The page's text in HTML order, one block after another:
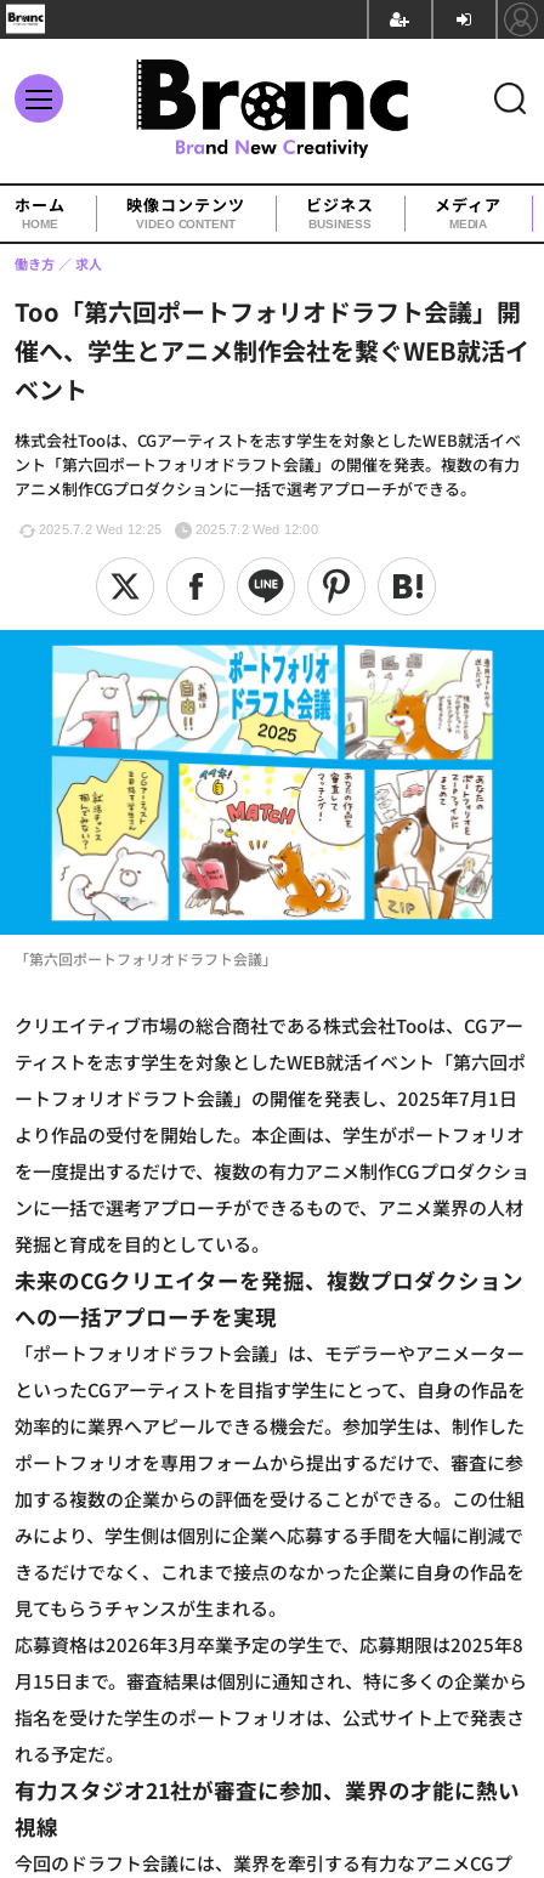
ホーム
HOME
映像コンテンツ
VIDEO CONTENT
ビジネス
BUSINESS
メディア
MEDIA
Too「第六回ポートフォリオドラフト会議」開
催へ、学生とアニメ制作会社を繋ぐWEB就活イ
ベント
株式会社Tooは、CGアーティストを志す学生を対象としたWEB就活イベ
ント「第六回ポートフォリオドラフト会議」の開催を発表。複数の有力
アニメ制作CGプロダクションに一括で選考アプローチができる。
働き方 求人
2025.7.2 Wed 12:25 2025.7.2 Wed 12:00
「第六回ポートフォリオドラフト会議」
クリエイティブ市場の総合商社である株式会社Tooは、CGアー
ティストを志す学生を対象としたWEB就活イベント「第六回ポ
ートフォリオドラフト会議」の開催を発表し、2025年7月1日
より作品の受付を開始した。本企画は、学生がポートフォリオ
を一度提出するだけで、複数の有力アニメ制作CGプロダクショ
ンに一括で選考アプローチができるもので、アニメ業界の人材
発掘と育成を目的としている。
未来のCGクリエイターを発掘、複数プロダクション
への一括アプローチを実現
「ポートフォリオドラフト会議」は、モデラーやアニメーター
といったCGアーティストを目指す学生にとって、自身の作品を
効率的に業界へアピールできる機会だ。参加学生は、制作した
ポートフォリオを専用フォームから提出するだけで、審査に参
加する複数の企業からの評価を受けることができる。この仕組
みにより、学生側は個別に企業へ応募する手間を大幅に削減で
きるだけでなく、これまで接点のなかった企業に自身の作品を
見てもらうチャンスが生まれる。
応募資格は2026年3月卒業予定の学生で、応募期限は2025年8
月15日まで。審査結果は個別に通知され、特に多くの企業から
指名を受けた学生のポートフォリオは、公式サイト上で発表さ
れる予定だ。
有力スタジオ21社が審査に参加、業界の才能に熱い
視線
今回のドラフト会議には、業界を牽引する有力なアニメCGプ